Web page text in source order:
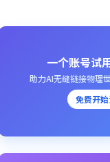
一个账号试
助力AI无缝链接物理
免费开